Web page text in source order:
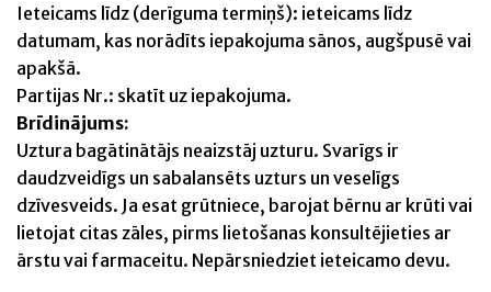
Ieteicams līdz (derīguma termiņš): ieteicams līdz
datumam, kas norādīts iepakojuma sānos, augšpusē vai
apakšā.
Partijas Nr.: skatīt uz iepakojuma.
Brīdinājums:
Uztura bagātinātājs neaizstāj uzturu. Svarīgs ir
daudzveidīgs un sabalansēts uzturs un veselīgs
dzīvesveids. Ja esat grūtniece, barojat bērnu ar krūti vai
lietojat citas zāles, pirms lietošanas konsultējieties ar
ārstu vai farmaceitu. Nepārsniedziet ieteicamo devu.